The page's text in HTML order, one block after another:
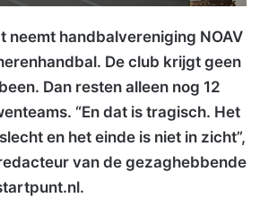
neemt handbalvereniging NOAV
De club krijgt geen
Dan resten alleen nog 12
“En dat is tragisch. Het
en het einde is niet in zicht”,
van de gezaghebbende